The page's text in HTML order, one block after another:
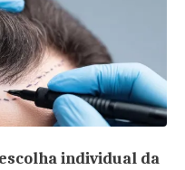
individual da